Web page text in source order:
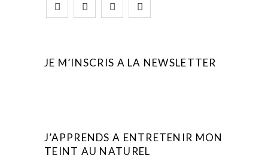
JE M’INSCRIS A LA NEWSLETTER
J’APPRENDS A ENTRETENIR MON
TEINT AU NATUREL